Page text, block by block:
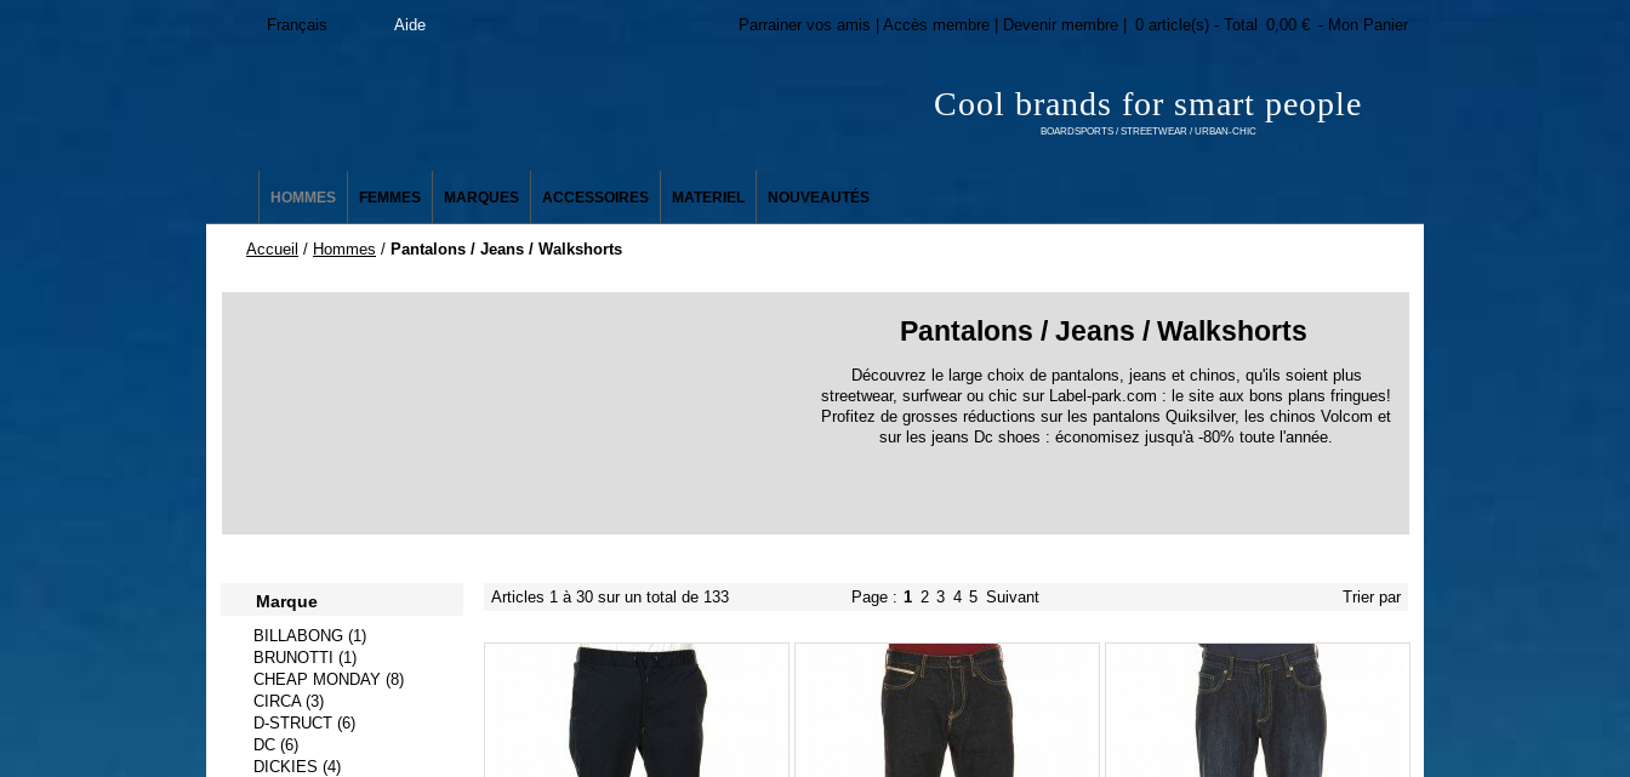
Cool brands for smart people
BOARDSPORTS / STREETWEAR / URBAN-CHIC
Français Aide Parrainer vos amis | Accès membre | Devenir membre | 0 article(s) - Total 0,00 € - Mon Panier
HOMMES FEMMES MARQUES ACCESSOIRES MATERIEL NOUVEAUTÉS
Accueil / Hommes / Pantalons / Jeans / Walkshorts
Pantalons / Jeans / Walkshorts
Découvrez le large choix de pantalons, jeans et chinos, qu'ils soient plus
streetwear, surfwear ou chic sur Label-park.com : le site aux bons plans fringues!
Profitez de grosses réductions sur les pantalons Quiksilver, les chinos Volcom et
sur les jeans Dc shoes : économisez jusqu'à -80% toute l'année.
Marque
BILLABONG (1)
BRUNOTTI (1)
CHEAP MONDAY (8)
CIRCA (3)
D-STRUCT (6)
DC (6)
DICKIES (4)
Articles 1 à 30 sur un total de 133 Page : 1 2 3 4 5 Suivant Trier par